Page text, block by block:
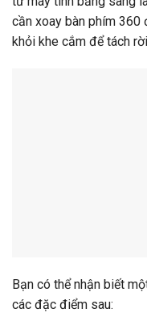
cần xoay bàn phím 360
khỏi khe cắm để tách
Bạn có thể nhận biết
các đặc điểm sau: